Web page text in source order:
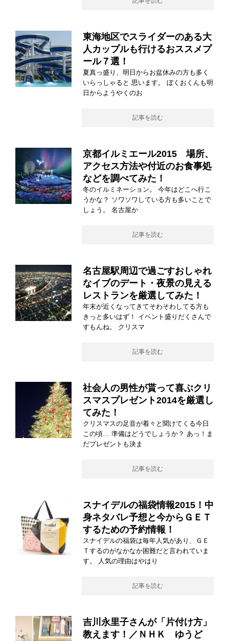
東海地区でスライダーのある大
人カップルも行けるおススメプ
ール７選！
夏真っ盛り、明日からお盆休みの方も多く
いらっしゃると 思います。 ぼくおくんも明
日からようやくのお
記事を読む
京都イルミエール2015 場所、
アクセス方法や付近のお食事処
などを調べてみた！
冬のイルミネーション。 今年はどこへ行こ
うかな？ ソワソワしている方も多いことで
しょう。 名古屋か
記事を読む
名古屋駅周辺で過ごすおしゃれ
なイブのデート・夜景の見える
レストランを厳選してみた！
年末が近くなってきてそわそわしてる方も
きっと多いはず！ イベント盛りだくさんで
すもんね。 クリスマ
記事を読む
社会人の男性が貰って喜ぶクリ
スマスプレゼント2014を厳選し
てみた！
クリスマスの足音が着々と聞けてくる今日
この頃… 準備はどうでしょうか？ あっ！ま
だプレゼントも決ま
記事を読む
スナイデルの福袋情報2015！中
身ネタバレ予想と今からＧＥＴ
するための予約情報！
スナイデルの福袋は毎年人気があり、ＧＥ
Ｔするのがなかなか困難だと言われていま
す。 人気の理由はやはり
記事を読む
吉川永里子さんが「片付け方」
教えます！／ＮＨＫ ゆうど